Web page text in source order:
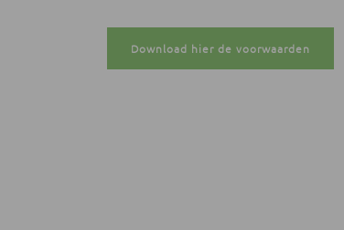
Download hier de voorwaarden